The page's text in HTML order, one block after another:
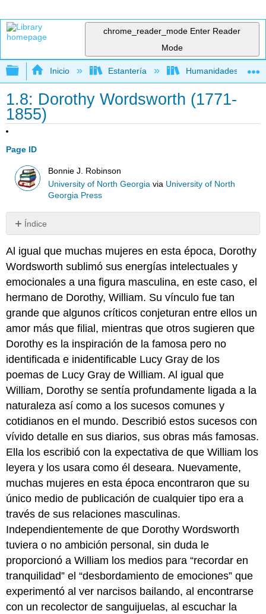
chrome_reader_mode Enter Reader
Mode
Expandir/contraer jerarquía global
Inicio Estantería Humanidades
1.8: Dorothy Wordsworth (1771-
1855)
Page ID
Bonnie J. Robinson
University of North Georgia via University of North
Georgia Press
Índice
De
The
Alfoxden
Journal
1.8.2:
De
The
Grasmere
Journal
1.8.3:
Preguntas
de
y
revisión
Al igual que muchas mujeres en esta época, Dorothy
Wordsworth sublimó sus energías intelectuales y
emocionales a una figura masculina, en este caso, el
hermano de Dorothy, William. Su vínculo fue tan
grande que algunos críticos conjeturan entre ellos un
amor más que filial, mientras que otros sugieren que
Dorothy es la inspiración de la famosa pero no
identificada e inidentificable Lucy Gray de los
poemas de Lucy Gray de William. Al igual que
William, Dorothy se sentía profundamente ligada a la
naturaleza así como a los sucesos comunes y
cotidianos en el mundo. Describió estos sucesos con
vívido detalle en sus diarios, sus obras más famosas.
Ella los escribió con la expectativa de que William los
leyera y los usara como él deseara. Nuevamente,
muchas mujeres en esta época encontraron que su
único medio de publicación de cualquier tipo era a
través de sus relaciones masculinas.
Independientemente de que Dorothy Wordsworth
tuviera o no ambición personal, sin duda le
proporcionó a William los medios para “recordar en
tranquilidad” el “desbordamiento de emociones” que
experimentó al ver narcisos bailando, al encontrarse
con un recolector de sanguijuelas, al escuchar la